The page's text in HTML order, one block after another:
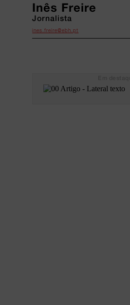
Inês Freire
Jornalista
ines.freire@ebh.pt